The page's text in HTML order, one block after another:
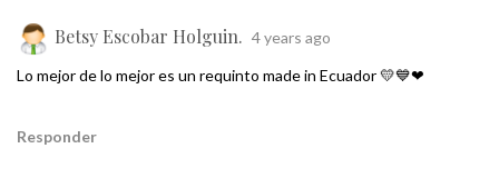
Betsy Escobar Holguin. 4 years ago
Lo mejor de lo mejor es un requinto made in Ecuador 💛💙❤
Responder